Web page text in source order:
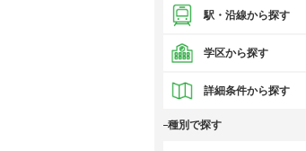
駅・沿線から探す
学区から探す
詳細条件から探す
種別で探す